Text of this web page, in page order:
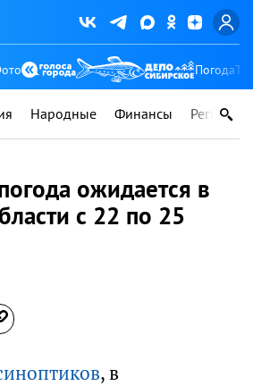
Погода
Народные Финансы Регионы
ожидается в
с 22 по 25
, в